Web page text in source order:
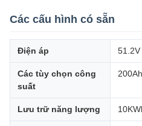
Các cấu hình có sẵn
Điện áp 51.2V
Các tùy chọn công
suất
Lưu trữ năng lượng